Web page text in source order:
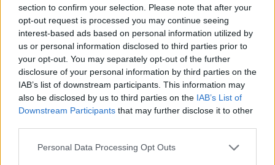
section to confirm your selection. Please note that after your
opt-out request is processed you may continue seeing
interest-based ads based on personal information utilized by
us or personal information disclosed to third parties prior to
your opt-out. You may separately opt-out of the further
disclosure of your personal information by third parties on the
IAB’s list of downstream participants. This information may
also be disclosed by us to third parties on the IAB’s List of
Downstream Participants that may further disclose it to other
Personal Data Processing Opt Outs